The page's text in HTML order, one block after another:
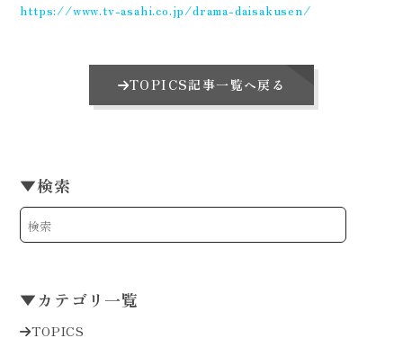
https://www.tv-asahi.co.jp/drama-daisakusen/
TOPICS記事一覧へ戻る
▼検索
▼カテゴリ一覧
TOPICS